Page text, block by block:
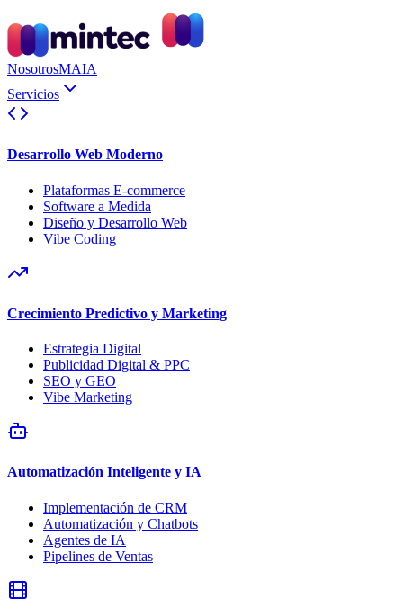
NosotrosMAIA
Servicios
Desarrollo Web Moderno
Plataformas E-commerce
Software a Medida
Diseño y Desarrollo Web
Vibe Coding
Crecimiento Predictivo y Marketing
Estrategia Digital
Publicidad Digital & PPC
SEO y GEO
Vibe Marketing
Automatización Inteligente y IA
Implementación de CRM
Automatización y Chatbots
Agentes de IA
Pipelines de Ventas